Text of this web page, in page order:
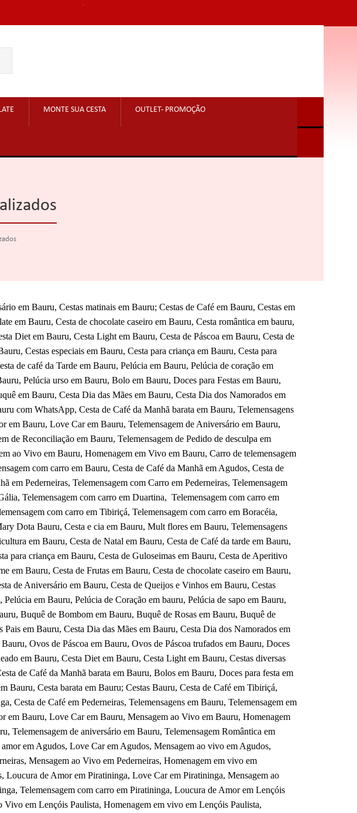
MONTE SUA CESTA OUTLET- PROMOÇÃO
em Bauru, Cestas matinais em Bauru; Cestas de Café em Bauru, Cestas em
em Bauru, Cesta de chocolate caseiro em Bauru, Cesta romântica em bauru,
Diet em Bauru, Cesta Light em Bauru, Cesta de Páscoa em Bauru, Cesta de
Cestas especiais em Bauru, Cesta para criança em Bauru, Cesta para
de café da Tarde em Bauru, Pelúcia em Bauru, Pelúcia de coração em
Pelúcia urso em Bauru, Bolo em Bauru, Doces para Festas em Bauru,
em Bauru, Cesta Dia das Mães em Bauru, Cesta Dia dos Namorados em
com WhatsApp, Cesta de Café da Manhã barata em Bauru, Telemensagens
em Bauru, Love Car em Bauru, Telemensagem de Aniversário em Bauru,
de Reconciliação em Bauru, Telemensagem de Pedido de desculpa em
ao Vivo em Bauru, Homenagem em Vivo em Bauru, Carro de telemensagem
com carro em Bauru, Cesta de Café da Manhã em Agudos, Cesta de
em Pederneiras, Telemensagem com Carro em Pederneiras, Telemensagem
Telemensagem com carro em Duartina, Telemensagem com carro em
com carro em Tibiriçá, Telemensagem com carro em Boracéia,
Dota Bauru, Cesta e cia em Bauru, Mult flores em Bauru, Telemensagens
em Bauru, Cesta de Natal em Bauru, Cesta de Café da tarde em Bauru,
para criança em Bauru, Cesta de Guloseimas em Bauru, Cesta de Aperitivo
em Bauru, Cesta de Frutas em Bauru, Cesta de chocolate caseiro em Bauru,
de Aniversário em Bauru, Cesta de Queijos e Vinhos em Bauru, Cestas
em Bauru, Pelúcia de Coração em bauru, Pelúcia de sapo em Bauru,
Buquê de Bombom em Bauru, Buquê de Rosas em Bauru, Buquê de
em Bauru, Cesta Dia das Mães em Bauru, Cesta Dia dos Namorados em
Ovos de Páscoa em Bauru, Ovos de Páscoa trufados em Bauru, Doces
em Bauru, Cesta Diet em Bauru, Cesta Light em Bauru, Cestas diversas
de Café da Manhã barata em Bauru, Bolos em Bauru, Doces para festa em
Bauru, Cesta barata em Bauru; Cestas Bauru, Cesta de Café em Tibiriçá,
Cesta de Café em Pederneiras, Telemensagens em Bauru, Telemensagem em
em Bauru, Love Car em Bauru, Mensagem ao Vivo em Bauru, Homenagem
Telemensagem de aniversário em Bauru, Telemensagem Romântica em
em Agudos, Love Car em Agudos, Mensagem ao vivo em Agudos,
Mensagem ao Vivo em Pederneiras, Homenagem em vivo em
Loucura de Amor em Piratininga, Love Car em Piratininga, Mensagem ao
Telemensagem com carro em Piratininga, Loucura de Amor em Lençóis
em Lençóis Paulista, Homenagem em vivo em Lençóis Paulista,